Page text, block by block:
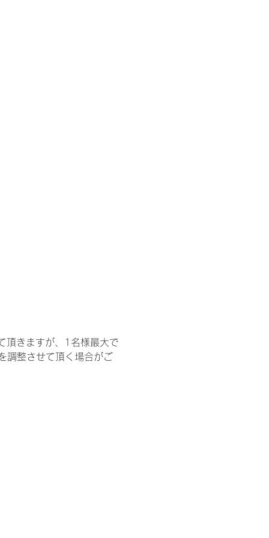
頂きますが、1名様最大で
調整させて頂く場合がご